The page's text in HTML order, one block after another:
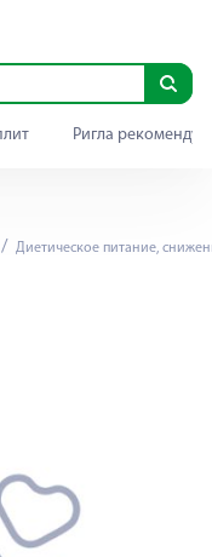
Ригла
Диетическое питание,